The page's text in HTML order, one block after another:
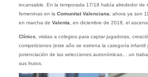
incansable. En la temporada 17/18 había alrededor de
femeninas en la Comunitat Valenciana; ahora ya son
en marcha de Valenta , en diciembre de 2018, el
Clínics , visitas a colegios para captar jugadoras,
competiciones (este año se estrena la categoría infantil
potenciación de las selecciones autonómicas… un
sus frutos.